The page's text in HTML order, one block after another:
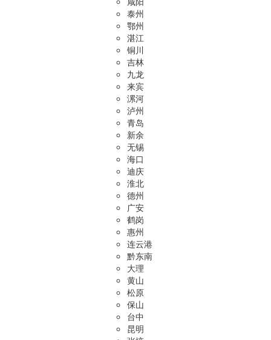
泰州
鄂州
湛江
铜川
吉林
九龙
来宾
漯河
泸州
青岛
新余
无锡
海口
迪庆
淮北
德州
广安
鹤岗
惠州
连云港
黔东南
大理
黄山
松原
保山
台中
昆明